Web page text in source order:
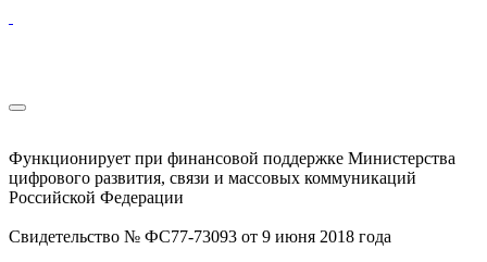
Функционирует при финансовой поддержке Министерства
цифрового развития, связи и массовых коммуникаций
Российской Федерации
Свидетельство № ФС77-73093 от 9 июня 2018 года